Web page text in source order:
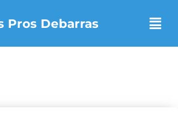
Pros Debarras